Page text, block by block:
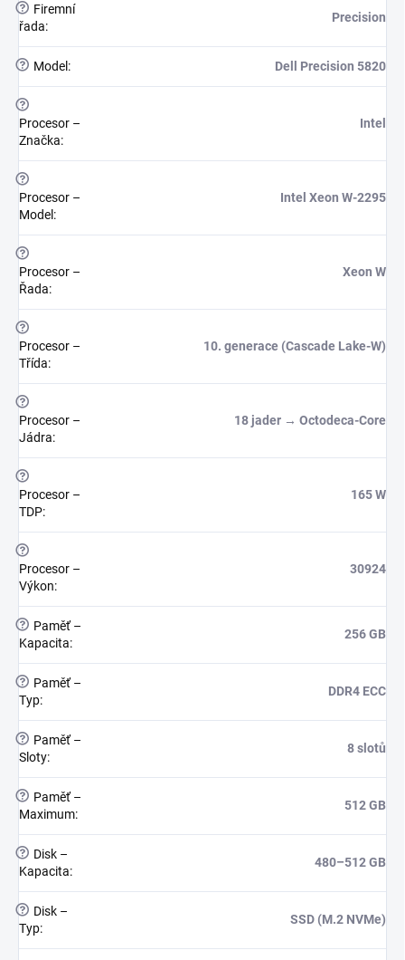
?
Firemní
řada:
Precision
? Model : Dell Precision 5820
?
Procesor –
Značka:
Intel
?
Procesor –
Model :
Intel Xeon W-2295
?
Procesor –
Řada:
Xeon W
?
Procesor –
Třída:
10. generace (Cascade Lake-W)
?
Procesor –
Jádra:
18 jader → Octodeca-Core
?
Procesor –
TDP:
165 W
?
Procesor –
Výkon:
30924
?
Paměť –
Kapacita:
256 GB
?
Paměť –
Typ:
DDR4 ECC
?
Paměť –
Sloty:
8 slotů
?
Paměť –
Maximum:
512 GB
?
Disk –
Kapacita:
480–512 GB
?
Disk –
Typ:
SSD (M.2 NVMe)